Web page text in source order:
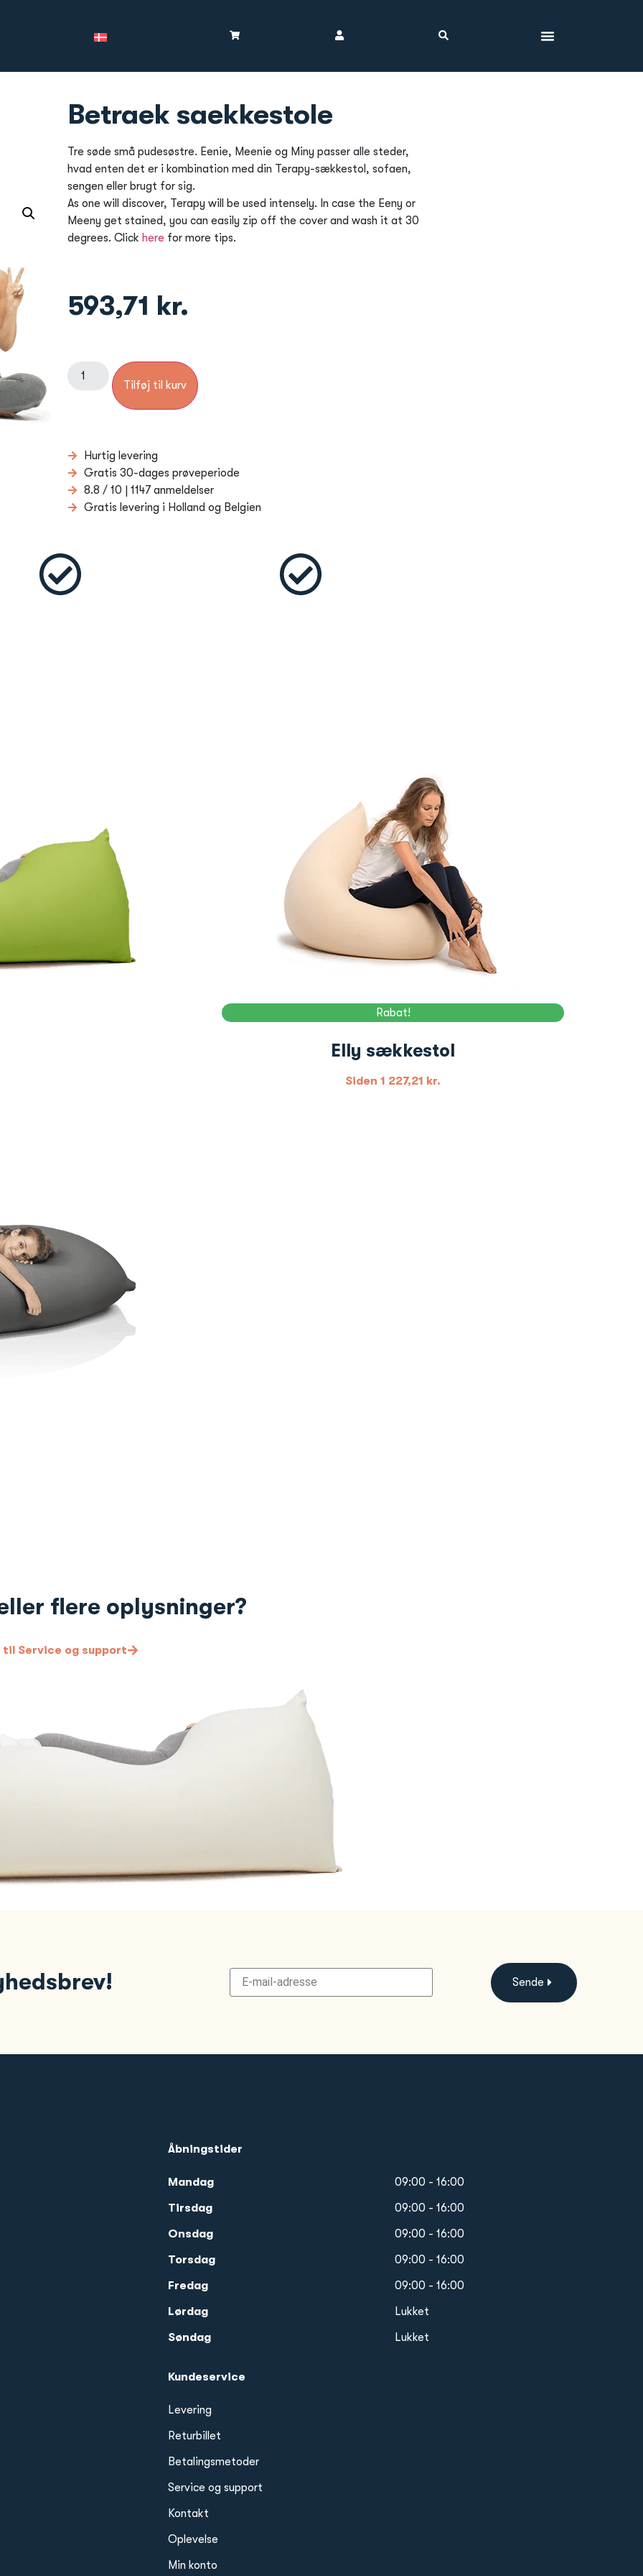
Betraek saekkestole
Tre søde små pudesøstre. Eenie, Meenie og Miny passer alle steder,
hvad enten det er i kombination med din Terapy-sækkestol, sofaen,
sengen eller brugt for sig.
As one will discover, Terapy will be used intensely. In case the Eeny or
Meeny get stained, you can easily zip off the cover and wash it at 30
degrees. Click here for more tips.
593,71 kr.
Tilføj til kurv
Hurtig levering
Gratis 30-dages prøveperiode
8.8 / 10 | 1147 anmeldelser
Gratis levering i Holland og Belgien
Rabat!
Elly sækkestol
Siden 1 227,21 kr.
flere oplysninger?
til Service og support
Sende
Åbningstider
Mandag
09:00 - 16:00
Tirsdag
09:00 - 16:00
Onsdag
09:00 - 16:00
Torsdag
09:00 - 16:00
Fredag
09:00 - 16:00
Lørdag
Lukket
Søndag
Lukket
Kundeservice
Levering
Returbillet
Betalingsmetoder
Service og support
Kontakt
Oplevelse
Min konto